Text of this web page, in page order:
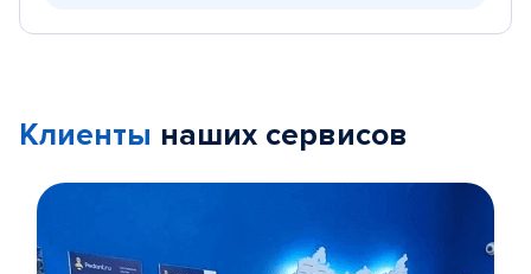
Клиенты наших сервисов